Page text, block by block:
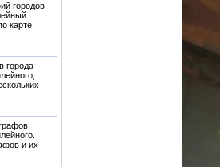
городов
карте
города
и их